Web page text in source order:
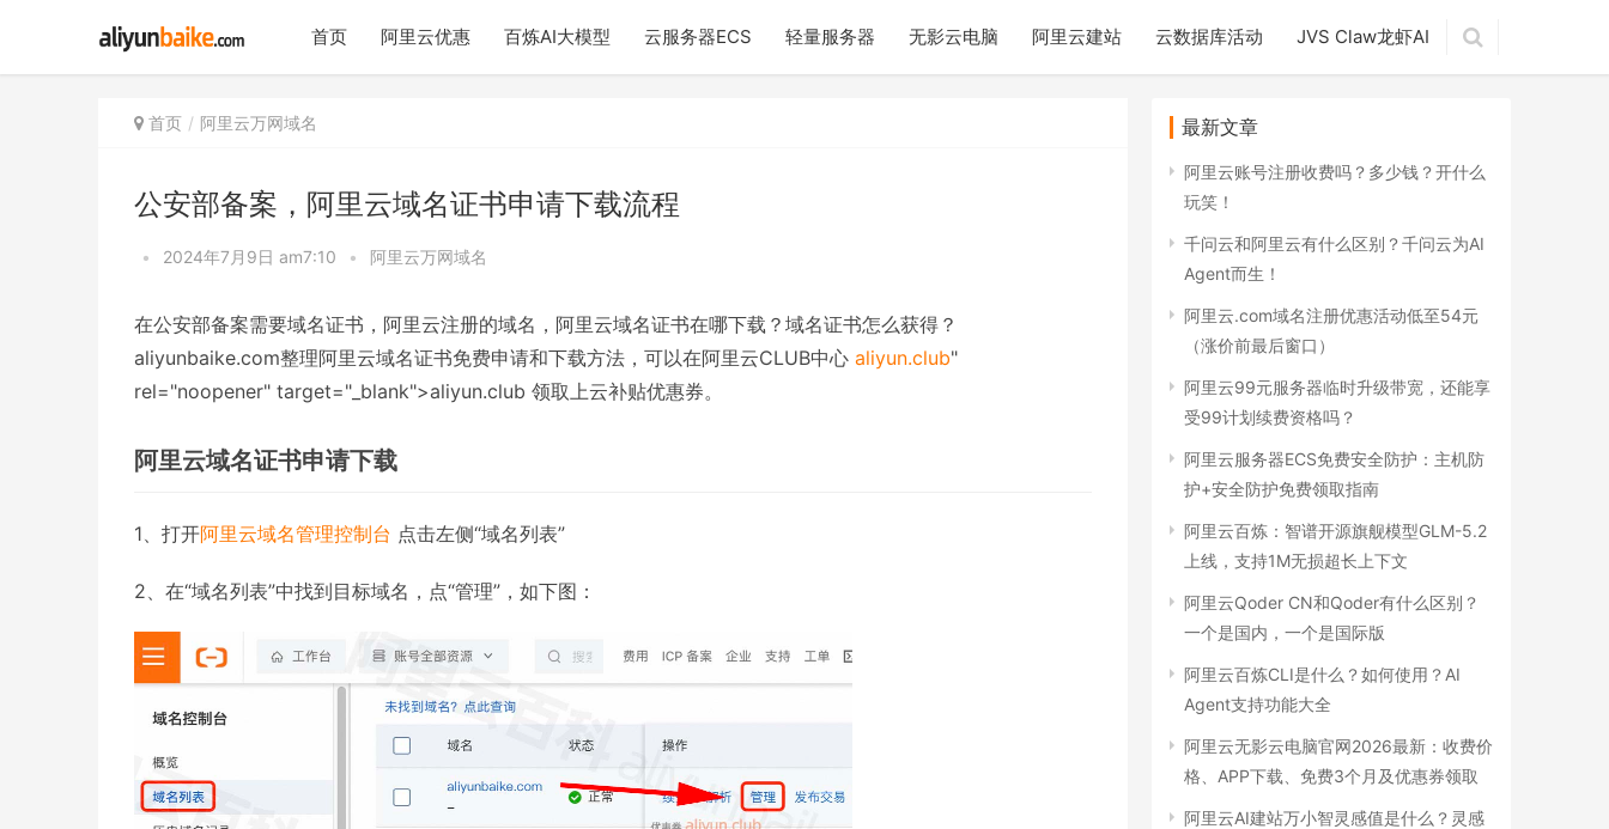
首页 阿里云优惠 百炼AI大模型 云服务器ECS 轻量服务器 无影云电脑 阿里云建站 云数据库活动 JVS Claw龙虾AI
首页 阿里云万网域名
公安部备案，阿里云域名证书申请下载流程
• 2024年7月9日 am7:10 • 阿里云万网域名
在公安部备案需要域名证书，阿里云注册的域名，阿里云域名证书在哪下载？域名证书怎么获得？
aliyunbaike.com整理阿里云域名证书免费申请和下载方法，可以在阿里云CLUB中心 aliyun.club"
rel="noopener" target="_blank">aliyun.club 领取上云补贴优惠券。
阿里云域名证书申请下载
1、打开阿里云域名管理控制台 点击左侧“域名列表”
2、在“域名列表”中找到目标域名，点“管理”，如下图：
最新文章
阿里云账号注册收费吗？多少钱？开什么
玩笑！
千问云和阿里云有什么区别？千问云为AI
Agent而生！
阿里云.com域名注册优惠活动低至54元
（涨价前最后窗口）
阿里云99元服务器临时升级带宽，还能享
受99计划续费资格吗？
阿里云服务器ECS免费安全防护：主机防
护+安全防护免费领取指南
阿里云百炼：智谱开源旗舰模型GLM-5.2
上线，支持1M无损超长上下文
阿里云Qoder CN和Qoder有什么区别？
一个是国内，一个是国际版
阿里云百炼CLI是什么？如何使用？AI
Agent支持功能大全
阿里云无影云电脑官网2026最新：收费价
格、APP下载、免费3个月及优惠券领取
阿里云AI建站万小智灵感值是什么？灵感